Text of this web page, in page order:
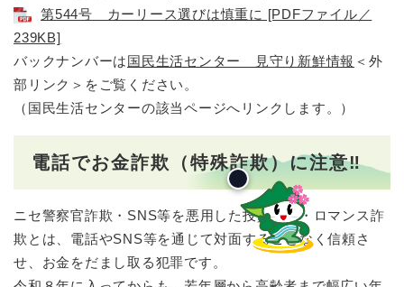
第544号 カーリース選びは慎重に [PDFファイル／
239KB]
バックナンバーは国民生活センター 見守り新鮮情報 ＜外
部リンク＞ をご覧ください。
（国民生活センターの該当ページへリンクします。）
電話でお金詐欺（特殊詐欺）に注意‼
ニセ警察官詐欺・SNS等を悪用した投資詐欺・ロマンス詐
欺とは、電話やSNS等を通じて対面することなく信頼さ
せ、お金をだまし取る犯罪です。